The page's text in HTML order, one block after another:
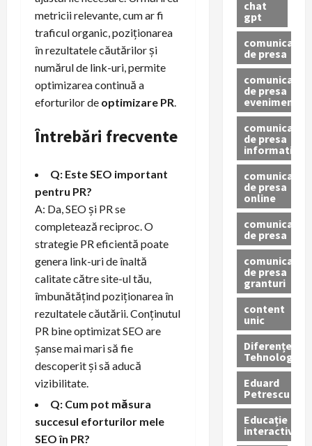
metricii relevante, cum ar fi
traficul organic, poziționarea
în rezultatele căutărilor și
numărul de link-uri, permite
optimizarea continuă a
eforturilor de optimizare PR.
Întrebări frecvente
Q: Este SEO important
pentru PR?
A: Da, SEO și PR se
completează reciproc. O
strategie PR eficientă poate
genera link-uri de înaltă
calitate către site-ul tău,
îmbunătățind poziționarea în
rezultatele căutării. Conținutul
PR bine optimizat SEO are
șanse mai mari să fie
descoperit și să aducă
vizibilitate.
Q: Cum pot măsura
succesul eforturilor mele
SEO în PR?
chat
gpt
comunicat
de presa
comunicat
de presa
eveniment
comunicat
de presa
informativ
comunicat
de presa
online
comunicate
de presa
comunicate
de presa
granturi
content
unic
Diferențe
Tehnologice
Eduard
Petrescu
Educație
interactivă